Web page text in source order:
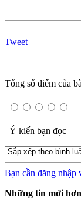
Tweet
Tổng số điểm của
Ý kiến bạn đọc
Bạn cần đăng nhập
Những tin mới hơn